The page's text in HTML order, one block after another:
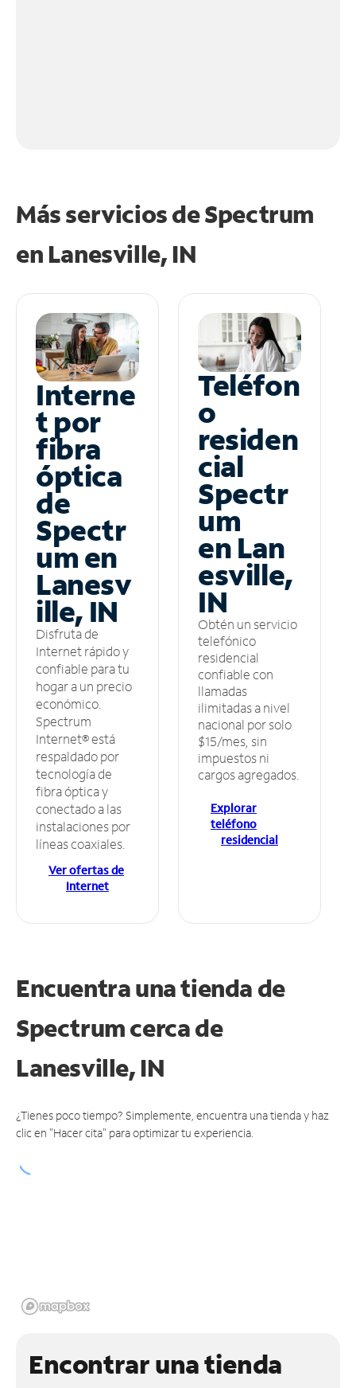
Más servicios de Spectrum
en Lanesville, IN
Interne
t por
fibra
óptica
de
Spectr
um en
Lanesv
ille, IN
Disfruta de
Internet rápido y
confiable para tu
hogar a un precio
económico.
Spectrum
Internet® está
respaldado por
tecnología de
fibra óptica y
conectado a las
instalaciones por
líneas coaxiales.
Ver ofertas de
Internet
Teléfon
o
residen
cial
Spectr
um
en Lan
esville,
IN
Obtén un servicio
telefónico
residencial
confiable con
llamadas
ilimitadas a nivel
nacional por solo
$15/mes, sin
impuestos ni
cargos agregados.
Explorar
teléfono
residencial
Encuentra una tienda de
Spectrumcerca de
Lanesville, IN
¿Tienes poco tiempo? Simplemente, encuentra una tienda y haz
clic en "Hacer cita" para optimizar tu experiencia.
Encontrar una tienda